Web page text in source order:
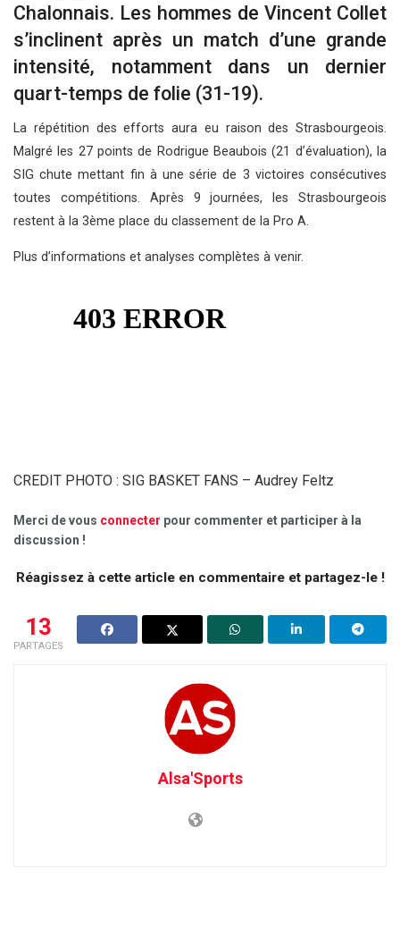
Chalonnais. Les hommes de Vincent Collet
s’inclinent après un match d’une grande
intensité, notamment dans un dernier
quart-temps de folie (31-19).
La répétition des efforts aura eu raison des Strasbourgeois.
Malgré les 27 points de Rodrigue Beaubois (21 d’évaluation), la
SIG chute mettant fin à une série de 3 victoires consécutives
toutes compétitions. Après 9 journées, les Strasbourgeois
restent à la 3ème place du classement de la Pro A.
Plus d’informations et analyses complètes à venir.
CREDIT PHOTO : SIG BASKET FANS – Audrey Feltz
Merci de vous connecter pour commenter et participer à la
discussion !
Réagissez à cette article en commentaire et partagez-le !
13
PARTAGES
Alsa'Sports